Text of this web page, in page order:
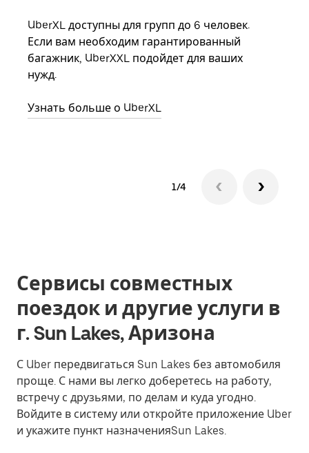
UberXL доступны для групп до 6 человек.
Если вам необходим гарантированный
багажник, UberXXL подойдет для ваших
нужд.
Узнать больше о UberXL
1/4
Сервисы совместных
поездок и другие услуги в
г. Sun Lakes, Аризона
С Uber передвигаться Sun Lakes без автомобиля
проще. С нами вы легко доберетесь на работу,
встречу с друзьями, по делам и куда угодно.
Войдите в систему или откройте приложение Uber
и укажите пункт назначенияSun Lakes.